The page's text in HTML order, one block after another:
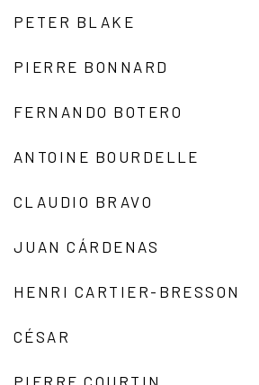
PETER BLAKE
PIERRE BONNARD
FERNANDO BOTERO
ANTOINE BOURDELLE
CLAUDIO BRAVO
JUAN CÁRDENAS
HENRI CARTIER-BRESSON
CÉSAR
PIERRE COURTIN